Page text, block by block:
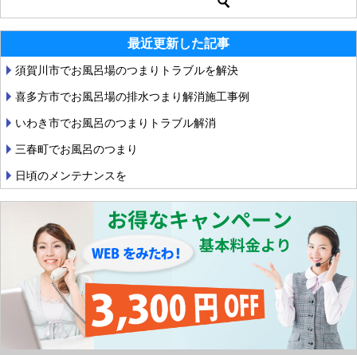
稿
ビ
ゲ
ー
シ
ョ
ン
最近更新した記事
須賀川市でお風呂場のつまりトラブルを解決
喜多方市でお風呂場の排水つまり解消施工事例
いわき市でお風呂のつまりトラブル解消
三春町でお風呂のつまり
日頃のメンテナンスを